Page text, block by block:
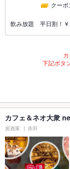
クーポ
飲み放題 平日割！
下記ボタ
カフェ＆ネオ大衆
居酒屋 赤羽